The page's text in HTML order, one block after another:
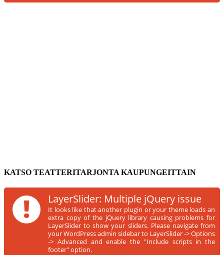
KATSO TEATTERITARJONTA KAUPUNGEITTAIN
! LayerSlider: Multiple jQuery issue
It looks like that another plugin or your theme loads an
extra copy of the jQuery library causing problems for
LayerSlider to show your sliders. Please navigate from
your WordPress admin sidebar to LayerSlider -> Options
-> Advanced and enable the "Include scripts in the
footer" option.